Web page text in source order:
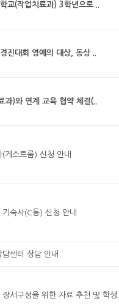
교(작업치료과) 3학년으로 ..
진대회 영예의 대상, 동상 ..
과)와 연계 교육 협약 체결(..
게스트룸) 신청 안내
숙사(C동) 신청 안내
센터 상담 안내
서구성을 위한 자료 추천 및 학생..